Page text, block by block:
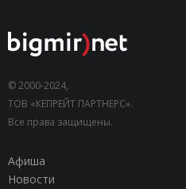
© 2000-2024,
ТОВ «КЕПРЕЙТ ПАРТНЕРС».
Все права защищены.
Афиша
Новости